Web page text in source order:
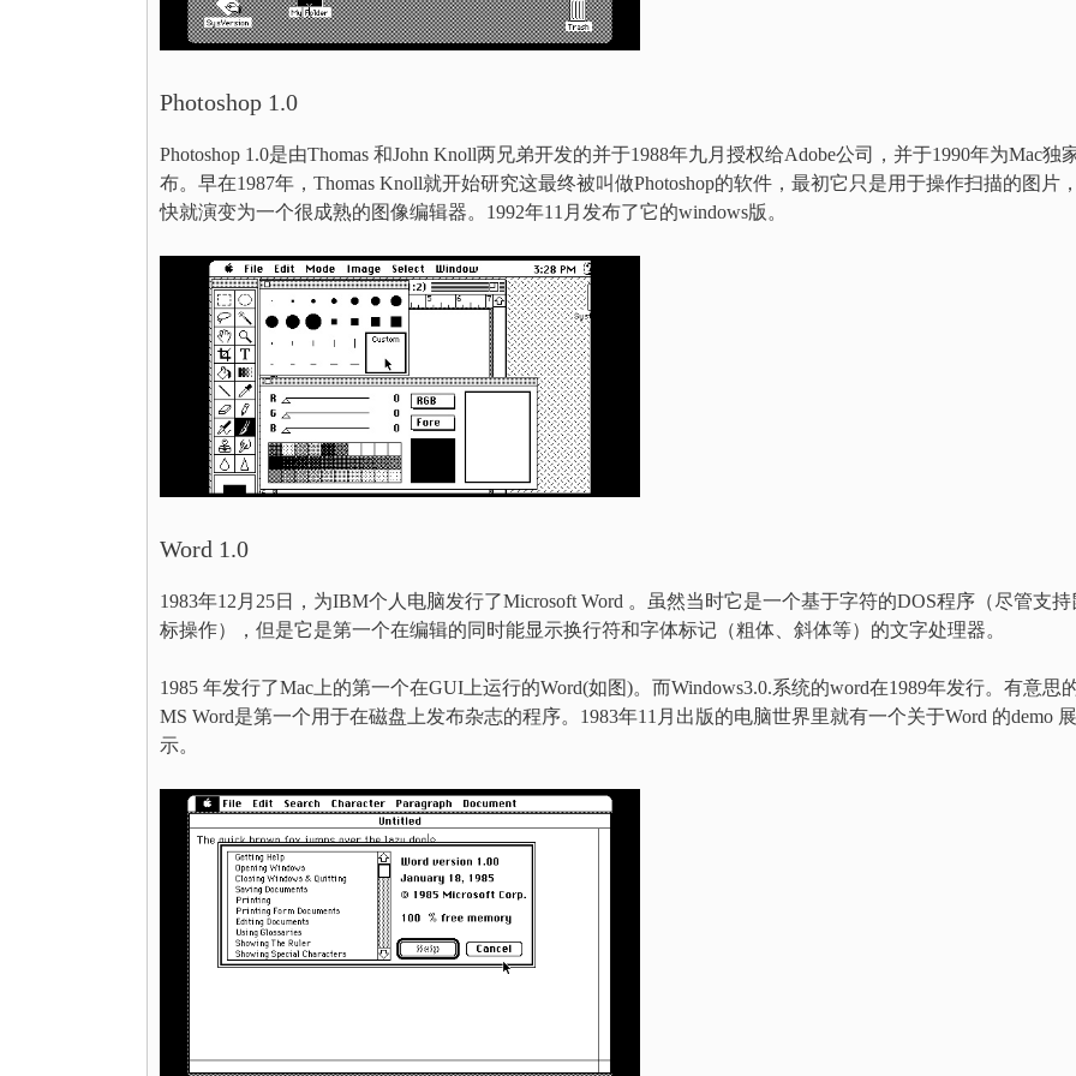
Photoshop 1.0
Photoshop 1.0是由Thomas 和John Knoll两兄弟开发的并于1988年九月授权给Adobe公司，并于1990年为Mac独
布。早在1987年，Thomas Knoll就开始研究这最终被叫做Photoshop的软件，最初它只是用于操作扫描的图片
快就演变为一个很成熟的图像编辑器。1992年11月发布了它的windows版。
Word 1.0
1983年12月25日，为IBM个人电脑发行了Microsoft Word 。虽然当时它是一个基于字符的DOS程序（尽管支持
标操作），但是它是第一个在编辑的同时能显示换行符和字体标记（粗体、斜体等）的文字处理器。
1985 年发行了Mac上的第一个在GUI上运行的Word(如图)。而Windows3.0.系统的word在1989年发行。有意思
MS Word是第一个用于在磁盘上发布杂志的程序。1983年11月出版的电脑世界里就有一个关于Word 的demo 展
示。